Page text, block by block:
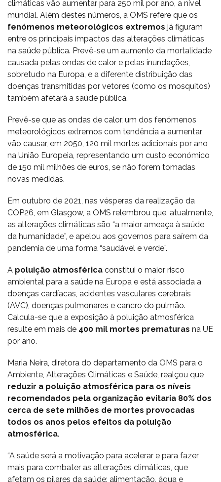
climáticas vão aumentar para 250 mil por ano, a nível
mundial. Além destes números, a OMS refere que os
fenómenos meteorológicos extremos já figuram
entre os principais impactos das alterações climáticas
na saúde pública. Prevê-se um aumento da mortalidade
causada pelas ondas de calor e pelas inundações,
sobretudo na Europa, e a diferente distribuição das
doenças transmitidas por vetores (como os mosquitos)
também afetará a saúde pública.
Prevê-se que as ondas de calor, um dos fenómenos
meteorológicos extremos com tendência a aumentar,
vão causar, em 2050, 120 mil mortes adicionais por ano
na União Europeia, representando um custo económico
de 150 mil milhões de euros, se não forem tomadas
novas medidas.
Em outubro de 2021, nas vésperas da realização da
COP26, em Glasgow, a OMS relembrou que, atualmente,
as alterações climáticas são “a maior ameaça à saúde
da humanidade”, e apelou aos governos para saírem da
pandemia de uma forma “saudável e verde”.
A poluição atmosférica constitui o maior risco
ambiental para a saúde na Europa e está associada a
doenças cardíacas, acidentes vasculares cerebrais
(AVC), doenças pulmonares e cancro do pulmão.
Calcula-se que a exposição à poluição atmosférica
resulte em mais de 400 mil mortes prematuras na UE
por ano.
Maria Neira, diretora do departamento da OMS para o
Ambiente, Alterações Climáticas e Saúde, realçou que
reduzir a poluição atmosférica para os níveis
recomendados pela organização evitaria 80% dos
cerca de sete milhões de mortes provocadas
todos os anos pelos efeitos da poluição
atmosférica.
“A saúde será a motivação para acelerar e para fazer
mais para combater as alterações climáticas, que
afetam os pilares da saúde: alimentação, água e